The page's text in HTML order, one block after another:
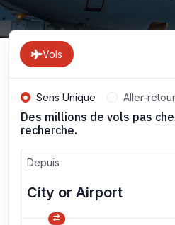
Vols
Sens Unique Aller-retour
Des millions de vols pas
recherche.
Depuis